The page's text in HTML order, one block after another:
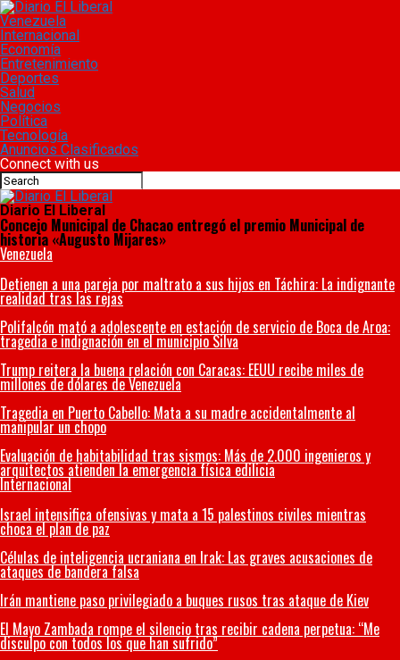
Venezuela
Internacional
Economía
Entretenimiento
Deportes
Salud
Negocios
Política
Tecnología
Anuncios Clasificados
Connect with us
Diario El Liberal
Concejo Municipal de Chacao entregó el premio Municipal de
historia «Augusto Mijares»
Venezuela
Detienen a una pareja por maltrato a sus hijos en Táchira: La indignante
realidad tras las rejas
Polifalcón mató a adolescente en estación de servicio de Boca de Aroa:
tragedia e indignación en el municipio Silva
Trump reitera la buena relación con Caracas: EEUU recibe miles de
millones de dólares de Venezuela
Tragedia en Puerto Cabello: Mata a su madre accidentalmente al
manipular un chopo
Evaluación de habitabilidad tras sismos: Más de 2.000 ingenieros y
arquitectos atienden la emergencia física edilicia
Internacional
Israel intensifica ofensivas y mata a 15 palestinos civiles mientras
choca el plan de paz
Células de inteligencia ucraniana en Irak: Las graves acusaciones de
ataques de bandera falsa
Irán mantiene paso privilegiado a buques rusos tras ataque de Kiev
El Mayo Zambada rompe el silencio tras recibir cadena perpetua: “Me
disculpo con todos los que han sufrido”